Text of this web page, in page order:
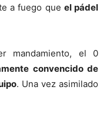
a fuego que el pádel
mandamiento, el 0
convencido de
. Una vez asimilado